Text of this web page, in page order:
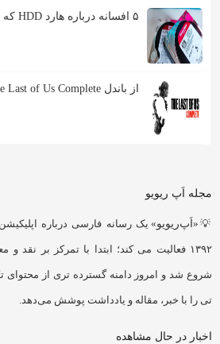
۵ افسانه درباره هارد HDD که نباید باور کنید
از باندل The Last of Us Complete رونمایی شد
مجله اَپ ریویو
💡« اَپ‌ریویو» یک رسانه فارسی درباره
۱۳۹۲ فعالیت می کند؛ ابتدا با تمرکز بر نقد
شروع شد و امروز دامنه گسترده تری از
تی را با خبر، مقاله و یادداشت پوشش می‌دهد.
اخبار در حال مشاهده